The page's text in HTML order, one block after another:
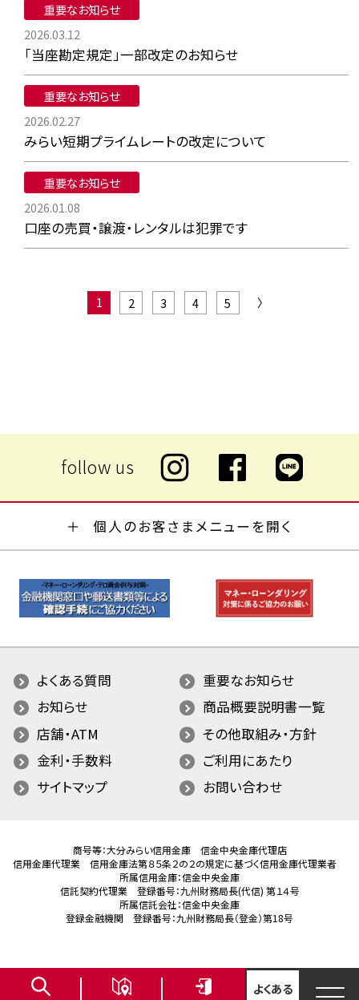
重要なお知らせ
2026.03.12
「当座勘定規定」一部改定のお知らせ
重要なお知らせ
2026.02.27
みらい短期プライムレートの改定について
重要なお知らせ
2026.01.08
口座の売買・譲渡・レンタルは犯罪です
1 2 3 4 5 〉
よくある
個人のお客さまメニューを開く
よくある質問
重要なお知らせ
お知らせ
商品概要説明書一覧
店舗・ATM
その他取組み・方針
金利・手数料
ご利用にあたり
サイトマップ
お問い合わせ
商号等：大分みらい信用金庫 信金中央金庫代理店
信用金庫代理業 信用金庫法第８５条２の２の規定に基づく信用金庫代理業者
所属信用金庫：信金中央金庫
信託契約代理業 登録番号：九州財務局長(代信) 第１４号
所属信託会社：信金中央金庫
登録金融機関 登録番号：九州財務局長（登金）第18号